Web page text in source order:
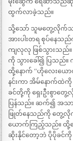
ထွက်လာခဲ့သည်။
သို့သော် သူမတွေ့လိုက်သ
အားပါးတရ စုပ်နေ
ကျလုလု ဖြစ်သွားသည်
ကို သွားခေါ်၍ ပြသည်
ထို့နောက် “ဟိုလေးယော
နင်းကာ အိမ်နောက်ထဲ
ခင်တို့ကို ရှေးဦးစွာတွ
ပြန်သည်။ ဆက်၍ အသ
ဖြုတ်နေသည်ကို တွေ့လို
ယောက်ကြည့်သည်။ ထို့န
ဆိုးနိုင်တော့ဘဲ ပိုပိုခင်